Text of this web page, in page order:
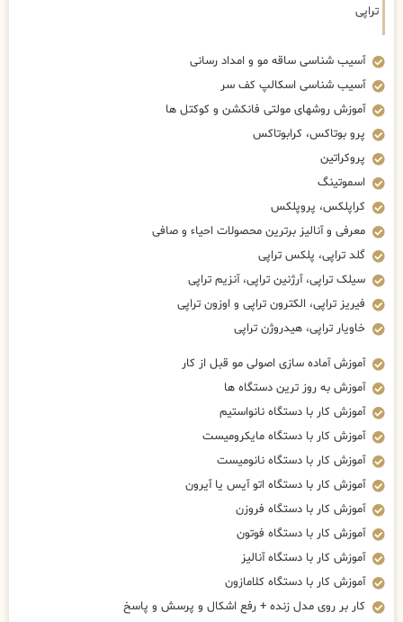
تراپی
آسیب شناسی ساقه مو و امداد رسانی
آسیب شناسی اسکالپ کف سر
آموزش روشهای مولتی فانکشن و کوکتل ها
پرو بوتاکس، کرابوتاکس
پروکراتین
اسموتینگ
کراپلکس، پروپلکس
معرفی و آنالیز برترین محصولات احیاء و صافی
گلد تراپی، پلکس تراپی
سیلک تراپی، آرژنین تراپی، آنزیم تراپی
فیریز تراپی، الکترون تراپی و اوزون تراپی
خاویار تراپی، هیدروژن تراپی
آموزش آماده سازی اصولی مو قبل از کار
آموزش به روز ترین دستگاه ها
آموزش کار با دستگاه نانواستیم
آموزش کار با دستگاه مایکرومیست
آموزش کار با دستگاه نانومیست
آموزش کار با دستگاه اتو آیس یا آیرون
آموزش کار با دستگاه فروزن
آموزش کار با دستگاه فوتون
آموزش کار با دستگاه آنالیز
آموزش کار با دستگاه کلامازون
کار بر روی مدل زنده + رفع اشکال و پرسش و پاسخ